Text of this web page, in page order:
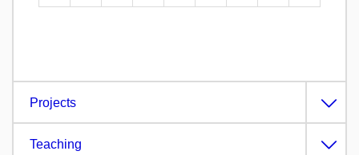
Projects
Teaching